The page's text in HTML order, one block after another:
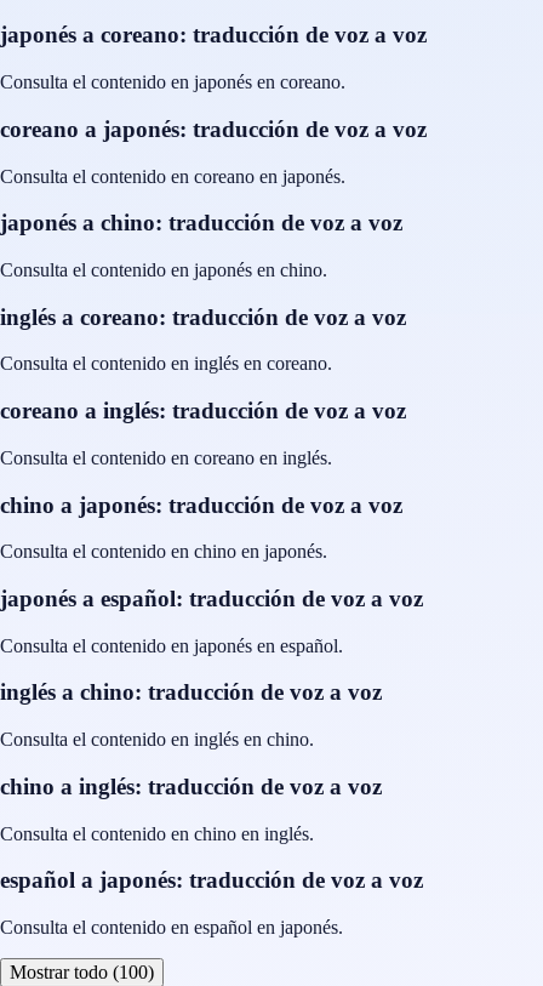
japonés a coreano: traducción de voz a voz
Consulta el contenido en japonés en coreano.
coreano a japonés: traducción de voz a voz
Consulta el contenido en coreano en japonés.
japonés a chino: traducción de voz a voz
Consulta el contenido en japonés en chino.
inglés a coreano: traducción de voz a voz
Consulta el contenido en inglés en coreano.
coreano a inglés: traducción de voz a voz
Consulta el contenido en coreano en inglés.
chino a japonés: traducción de voz a voz
Consulta el contenido en chino en japonés.
japonés a español: traducción de voz a voz
Consulta el contenido en japonés en español.
inglés a chino: traducción de voz a voz
Consulta el contenido en inglés en chino.
chino a inglés: traducción de voz a voz
Consulta el contenido en chino en inglés.
español a japonés: traducción de voz a voz
Consulta el contenido en español en japonés.
Mostrar todo (100)